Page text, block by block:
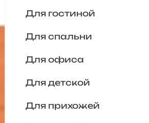
Для гостиной
Для спальни
Для офиса
Для детской
Для прихожей